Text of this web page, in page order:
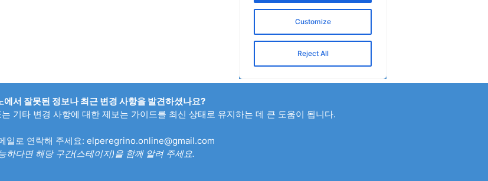
에서 잘못된 정보나 최근 변경 사항을 발견하셨나요?
기타 변경 사항에 대한 제보는 가이드를 최신 상태로 유지하는 데 큰 도움이 됩니다.
일로 연락해 주세요: elperegrino.online@gmail.com
하다면 해당 구간(스테이지)을 함께 알려 주세요.